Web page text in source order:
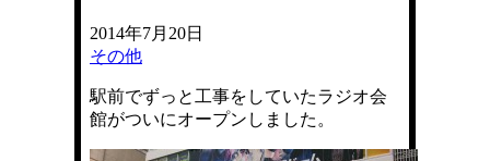
2014年7月20日
その他
駅前でずっと工事をしていたラジオ会
館がついにオープンしました。